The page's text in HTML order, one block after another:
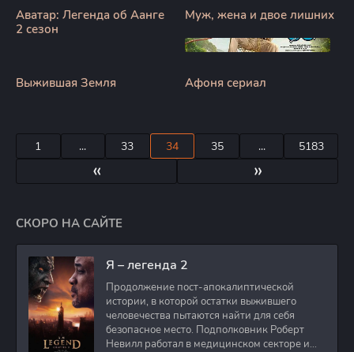
Аватар: Легенда об Аанге
2 сезон
Муж, жена и двое лишних
Выжившая Земля Афоня сериал
«
1 ... 33 34 35 ... 5183
»
СКОРО НА САЙТЕ
Я – легенда 2
Продолжение пост-апокалиптической
истории, в которой остатки выжившего
человечества пытаются найти для себя
безопасное место. Подполковник Роберт
Невилл работал в медицинском секторе и